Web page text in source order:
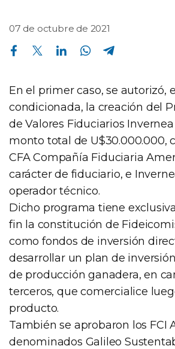
07 de octubre de 2021
Compartir en Facebook Compartir en Twitter Compartir en Linkedin Compartir en Whatsapp
En el primer caso, se autorizó,
condicionada, la creación del
de Valores Fiduciarios
monto total de U$30.000.000,
CFA Compañía Fiduciaria
carácter de fiduciario, e
operador técnico.
Dicho programa tiene
fin la constitución de
como fondos de inversión
desarrollar un plan de
de producción ganadera, en
terceros, que comercialice
producto.
También se aprobaron los FCI
denominados Galileo